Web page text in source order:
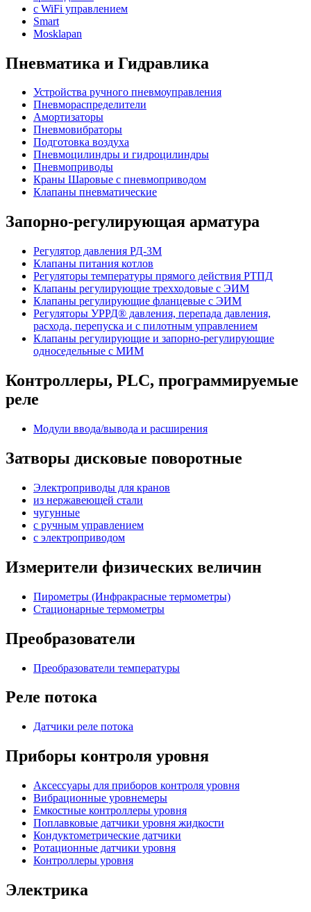
с WiFi управлением
Smart
Mosklapan
Пневматика и Гидравлика
Устройства ручного пневмоуправления
Пневмораспределители
Амортизаторы
Пневмовибраторы
Подготовка воздуха
Пневмоцилиндры и гидроцилиндры
Пневмоприводы
Краны Шаровые с пневмоприводом
Клапаны пневматические
Запорно-регулирующая арматура
Регулятор давления РД-3М
Клапаны питания котлов
Регуляторы температуры прямого действия РТПД
Клапаны регулирующие трехходовые с ЭИМ
Клапаны регулирующие фланцевые с ЭИМ
Регуляторы УРРД® давления, перепада давления,
расхода, перепуска и с пилотным управлением
Клапаны регулирующие и запорно-регулирующие
односедельные с МИМ
Контроллеры, PLС, программируемые
реле
Модули ввода/вывода и расширения
Затворы дисковые поворотные
Электроприводы для кранов
из нержавеющей стали
чугунные
с ручным управлением
c электроприводом
Измерители физических величин
Пирометры (Инфракрасные термометры)
Стационарные термометры
Преобразователи
Преобразователи температуры
Реле потока
Датчики реле потока
Приборы контроля уровня
Аксессуары для приборов контроля уровня
Вибрационные уровнемеры
Емкостные контроллеры уровня
Поплавковые датчики уровня жидкости
Кондуктометрические датчики
Ротационные датчики уровня
Контроллеры уровня
Электрика